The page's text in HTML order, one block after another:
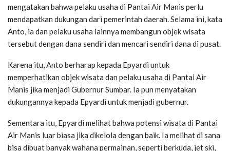
mengatakan bahwa pelaku usaha di Pantai Air Manis perlu
mendapatkan dukungan dari pemerintah daerah. Selama ini, kata
Anto, ia dan pelaku usaha lainnya membangun objek wisata
tersebut dengan dana sendiri dan mencari sendiri dana di pusat.
Karena itu, Anto berharap kepada Epyardi untuk
memperhatikan objek wisata dan pelaku usaha di Pantai Air
Manis jika menjadi Gubernur Sumbar. Ia pun menyatakan
dukungannya kepada Epyardi untuk menjadi gubernur.
Sementara itu, Epyardi melihat bahwa potensi wisata di Pantai
Air Manis luar biasa jika dikelola dengan baik. Ia melihat di sana
bisa dibuat banyak wahana permainan, seperti berkuda, jet ski,